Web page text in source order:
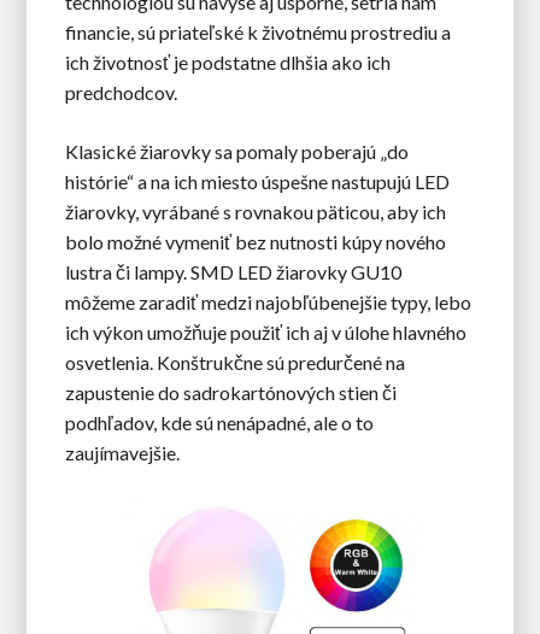
financie, sú priateľské k životnému prostrediu a
ich životnosť je podstatne dlhšia ako ich
predchodcov.
Klasické žiarovky sa pomaly poberajú „do
histórie“ a na ich miesto úspešne nastupujú LED
žiarovky, vyrábané s rovnakou päticou, aby ich
bolo možné vymeniť bez nutnosti kúpy nového
lustra či lampy. SMD LED žiarovky GU10
môžeme zaradiť medzi najobľúbenejšie typy, lebo
ich výkon umožňuje použiť ich aj v úlohe hlavného
osvetlenia. Konštrukčne sú predurčené na
zapustenie do sadrokartónových stien či
podhľadov, kde sú nenápadné, ale o to
zaujímavejšie.